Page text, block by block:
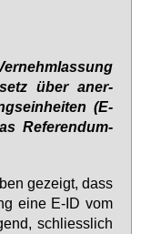
über an­er­
(E-
Re­fe­ren­dum­
ge­zeigt, dass
ei­ne E-ID vom
schliess­lich